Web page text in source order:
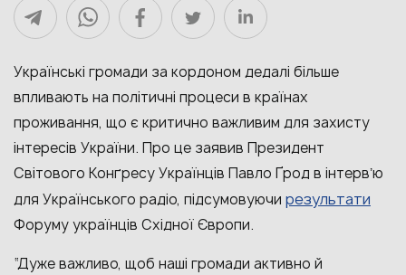
Українські громади за кордоном дедалі більше
впливають на політичні процеси в країнах
проживання, що є критично важливим для захисту
інтересів України. Про це заявив Президент
Світового Конґресу Українців Павло Ґрод в інтервʼю
для Українського радіо, підсумовуючи результати
Форуму українців Східної Європи.
“Дуже важливо, щоб наші громади активно й